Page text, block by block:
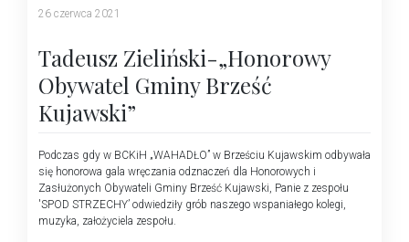
26 czerwca 2021
Tadeusz Zieliński-„Honorowy
Obywatel Gminy Brześć
Kujawski”
Podczas gdy w BCKiH „WAHADŁO” w Brześciu Kujawskim odbywała
się honorowa gala wręczania odznaczeń dla Honorowych i
Zasłużonych Obywateli Gminy Brześć Kujawski, Panie z zespołu
'SPOD STRZECHY’ odwiedziły grób naszego wspaniałego kolegi,
muzyka, założyciela zespołu.